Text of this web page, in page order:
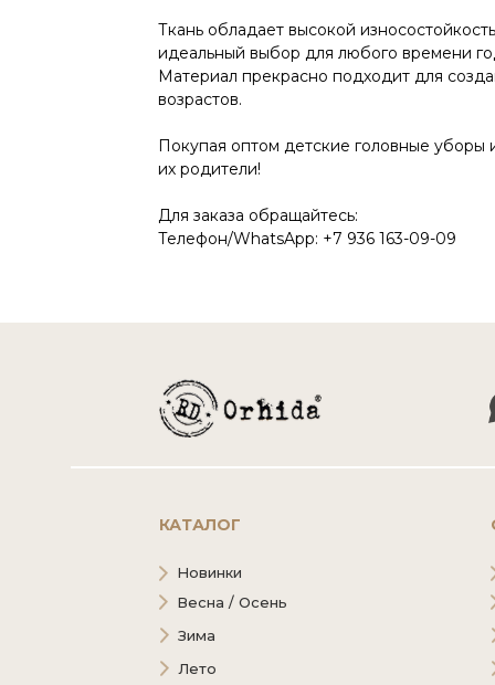
Ткань обладает высокой
идеальный выбор для любого времени
Материал прекрасно подходит для
возрастов.
Покупая оптом детские головные уборы
их родители!
Для заказа обращайтесь:
Телефон/WhatsApp: +7 936 163-09-09
КАТАЛОГ
Лето
Зима
Весна / Осень
Новинки